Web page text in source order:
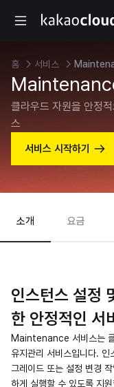
홈 서비스
클라우드 자원을 안정
스
서비스 시작하기
소개 요금
인스턴스 설정
한 안정적인 서
Maintenance 서비스는 클
유지관리 서비스입니다. 인
그레이드 또는 설정 변경
하게 실행할 수 있도록 지